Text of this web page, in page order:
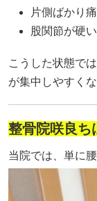
片側ばかり
股関節が硬い
こうした状態で
が集中しやすく
整骨院咲良ち
当院では、単に